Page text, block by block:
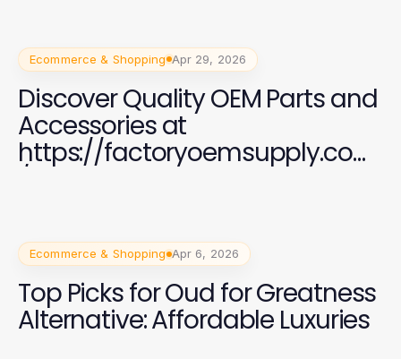
Ecommerce & Shopping Apr 29, 2026
Discover Quality OEM Parts and
Accessories at
https://factoryoemsupply.com
Ecommerce & Shopping Apr 6, 2026
Top Picks for Oud for Greatness
Alternative: Affordable Luxuries